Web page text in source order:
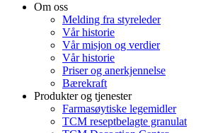
Om oss
Melding fra styreleder
Vår historie
Vår misjon og verdier
Vår historie
Priser og anerkjennelse
Bærekraft
Produkter og tjenester
Farmasøytiske legemidler
TCM reseptbelagte granulat